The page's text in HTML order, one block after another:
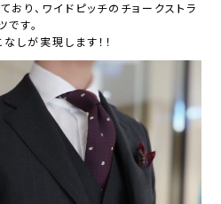
おり、ワイドピッチのチョークストラ
す。
しが実現します！！